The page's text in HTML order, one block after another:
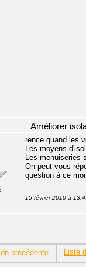
Améliorer
rence quand les
Les moyens
Les menuiseries
On peut vous
question à ce
15 février 2010 à
précédente Liste